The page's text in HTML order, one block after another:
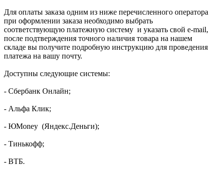
Для оплаты заказа одним из ниже перечисленного оператора
при оформлении заказа необходимо выбрать
соответствующую платежную систему и указать свой e-mail,
после подтверждения точного наличия товара на нашем
складе вы получите подробную инструкцию для проведения
платежа на вашу почту.
Доступны следующие системы:
- Сбербанк Онлайн;
- Альфа Клик;
- ЮMoney (Яндекс.Деньги);
- Тинькофф;
- ВТБ.